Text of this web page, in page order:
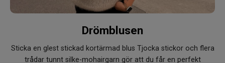
Drömblusen
Sticka en glest stickad kortärmad blus Tjocka stickor och flera
trådar tunnt silke-mohairgarn gör att du får en perfekt